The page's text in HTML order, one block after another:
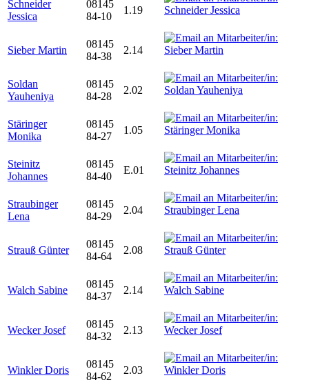
Schneider
Jessica
08145
84-10
1.19
Sieber Martin
08145
84-38
2.14
Soldan
Yauheniya
08145
84-28
2.02
Stäringer
Monika
08145
84-27
1.05
Steinitz
Johannes
08145
84-40
E.01
Straubinger
Lena
08145
84-29
2.04
Strauß Günter
08145
84-64
2.08
Walch Sabine
08145
84-37
2.14
Wecker Josef
08145
84-32
2.13
Winkler Doris
08145
84-62
2.03